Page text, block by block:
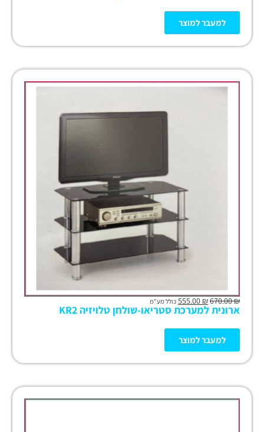
למעבר למוצר
₪
670.00
₪ כולל מע"מ
ארונית למערכת סטריאו-שולחן טלויזיה KR2
למעבר למוצר